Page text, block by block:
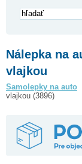
Nálepka na
vlajkou
Samolepky na auto
vlajkou (3896)